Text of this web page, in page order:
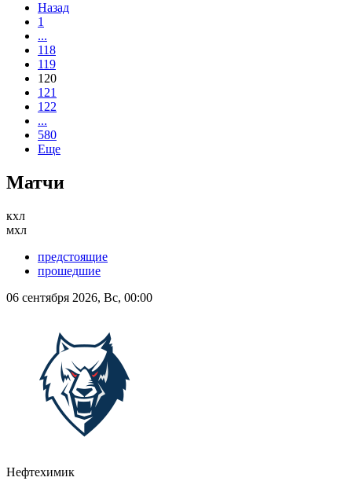
Назад
1
...
118
119
120
121
122
...
580
Еще
Матчи
кхл
мхл
предстоящие
прошедшие
06 сентября 2026, Вс, 00:00
Нефтехимик